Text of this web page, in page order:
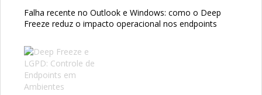
Falha recente no Outlook e Windows: como o Deep
Freeze reduz o impacto operacional nos endpoints